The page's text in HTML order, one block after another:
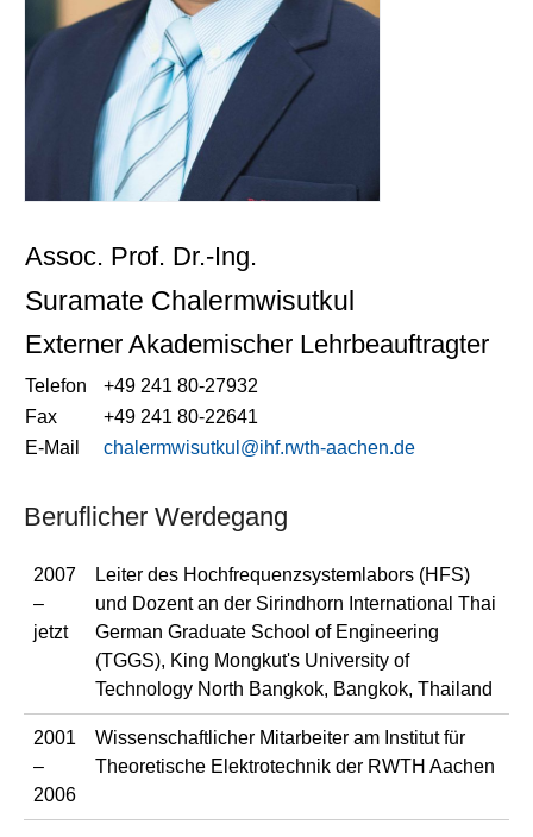
Assoc. Prof. Dr.-Ing.
Suramate Chalermwisutkul
Externer Akademischer Lehrbeauftragter
Telefon
+49 241 80-27932
Fax
+49 241 80-22641
E-Mail
chalermwisutkul@ihf.rwth-aachen.de
Beruflicher Werdegang
2007
–
jetzt
Leiter des Hochfrequenzsystemlabors (HFS)
und Dozent an der Sirindhorn International Thai
German Graduate School of Engineering
(TGGS), King Mongkut's University of
Technology North Bangkok, Bangkok, Thailand
2001
–
2006
Wissenschaftlicher Mitarbeiter am Institut für
Theoretische Elektrotechnik der RWTH Aachen